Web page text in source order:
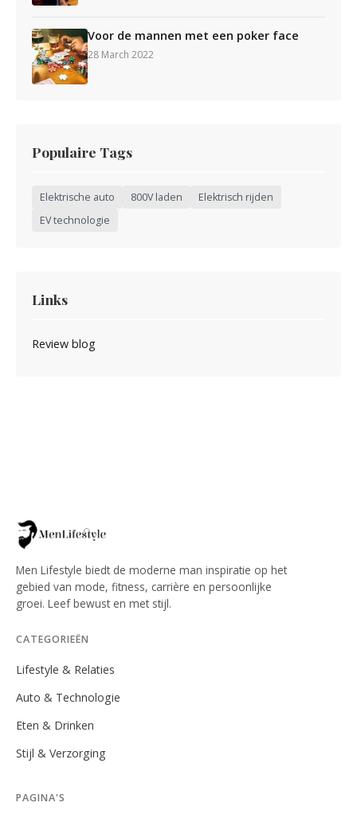
Voor de mannen met een poker face
28 March 2022
Populaire Tags
Elektrische auto 800V laden
Elektrisch rijden
EV technologie
Links
Review blog
Men Lifestyle biedt de moderne man inspiratie op het
gebied van mode, fitness, carrière en persoonlijke
groei. Leef bewust en met stijl.
CATEGORIEËN
Lifestyle & Relaties
Auto & Technologie
Eten & Drinken
Stijl & Verzorging
PAGINA'S